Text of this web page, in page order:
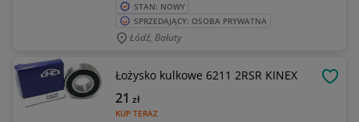
STAN: NOWY
SPRZEDAJĄCY: OSOBA PRYWATNA
Łódź, Bałuty
Łożysko kulkowe 6211 2RSR KINEX
KUP TERAZ
21 zł